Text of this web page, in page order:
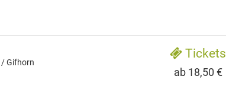
/ Gifhorn
Tickets
ab 18,50 €